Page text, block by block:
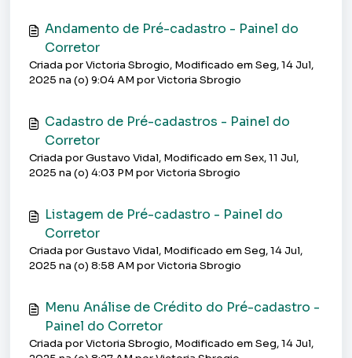
Andamento de Pré-cadastro - Painel do
Corretor
Criada por Victoria Sbrogio, Modificado em Seg, 14 Jul,
2025 na (o) 9:04 AM por Victoria Sbrogio
Cadastro de Pré-cadastros - Painel do
Corretor
Criada por Gustavo Vidal, Modificado em Sex, 11 Jul,
2025 na (o) 4:03 PM por Victoria Sbrogio
Listagem de Pré-cadastro - Painel do
Corretor
Criada por Gustavo Vidal, Modificado em Seg, 14 Jul,
2025 na (o) 8:58 AM por Victoria Sbrogio
Menu Análise de Crédito do Pré-cadastro -
Painel do Corretor
Criada por Victoria Sbrogio, Modificado em Seg, 14 Jul,